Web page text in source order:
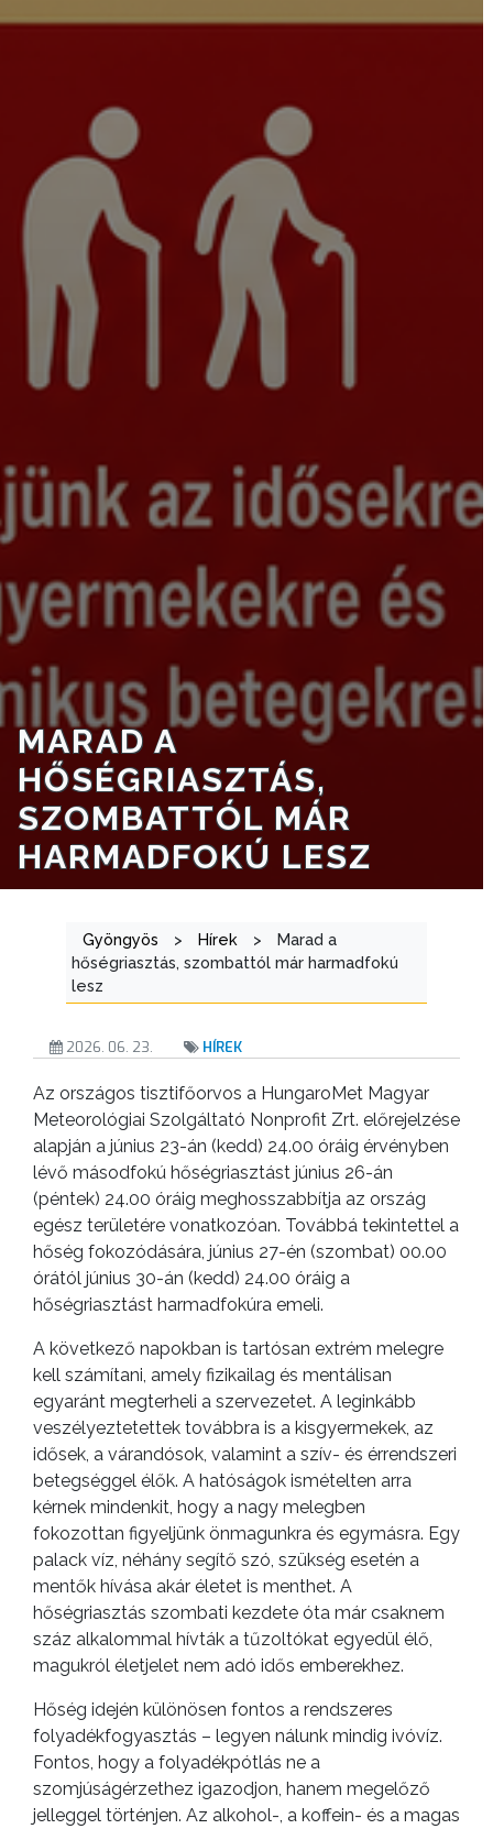
ÁTLÁTHATÓSÁG
ÖNKORMÁNYZATI
CÉGEK
ÉS
INTÉZMÉNYEK
NYOMTATVÁNYOK
ÜGYINTÉZÉS
TESTÜLETI
KISTÉRSÉG
GEOTERM-
MARAD A
HŐSÉGRIASZTÁS,
SZOMBATTÓL MÁR
HARMADFOKÚ LESZ
Gyöngyös > Hírek >
Marad a
hőségriasztás, szombattól már harmadfokú
lesz
2026. 06. 23. HÍREK
Az országos tisztifőorvos a HungaroMet Magyar
Meteorológiai Szolgáltató Nonprofit Zrt. előrejelzése
alapján a június 23-án (kedd) 24.00 óráig érvényben
lévő másodfokú hőségriasztást június 26-án
(péntek) 24.00 óráig meghosszabbítja az ország
egész területére vonatkozóan. Továbbá tekintettel a
hőség fokozódására, június 27-én (szombat) 00.00
órától június 30-án (kedd) 24.00 óráig a
hőségriasztást harmadfokúra emeli.
A következő napokban is tartósan extrém melegre
kell számítani, amely fizikailag és mentálisan
egyaránt megterheli a szervezetet. A leginkább
veszélyeztetettek továbbra is a kisgyermekek, az
idősek, a várandósok, valamint a szív- és érrendszeri
betegséggel élők. A hatóságok ismételten arra
kérnek mindenkit, hogy a nagy melegben
fokozottan figyeljünk önmagunkra és egymásra. Egy
palack víz, néhány segítő szó, szükség esetén a
mentők hívása akár életet is menthet. A
hőségriasztás szombati kezdete óta már csaknem
száz alkalommal hívták a tűzoltókat egyedül élő,
magukról életjelet nem adó idős emberekhez.
Hőség idején különösen fontos a rendszeres
folyadékfogyasztás – legyen nálunk mindig ivóvíz.
Fontos, hogy a folyadékpótlás ne a
szomjúságérzethez igazodjon, hanem megelőző
jelleggel történjen. Az alkohol-, a koffein- és a magas